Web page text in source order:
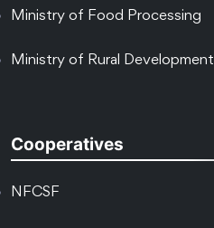
Ministry of Food Processing
Ministry of Rural Development
Cooperatives
NFCSF